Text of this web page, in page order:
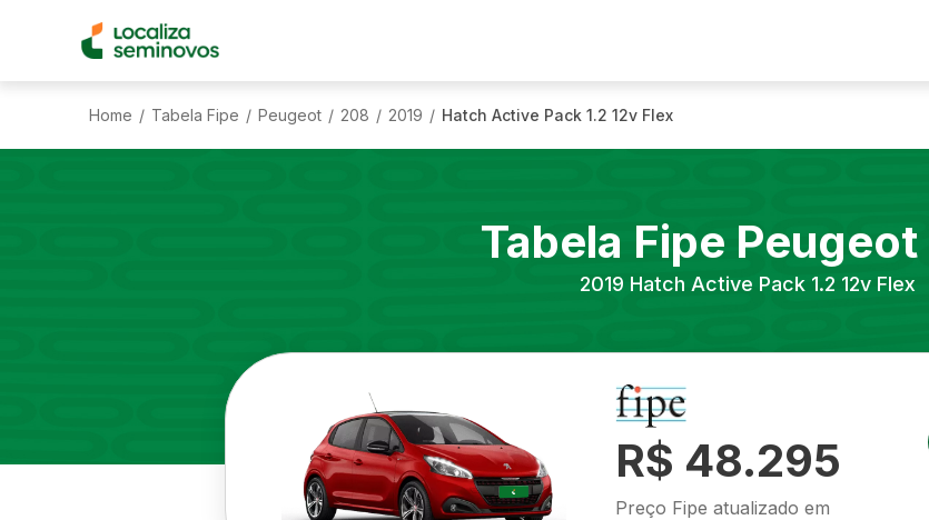
Home / Tabela Fipe / Peugeot / 208 / 2019 / Hatch Active Pack 1.2 12v Flex
Tabela Fipe Peugeot
2019 Hatch Active Pack 1.2 12v Flex
R$ 48.295
Preço Fipe atualizado em